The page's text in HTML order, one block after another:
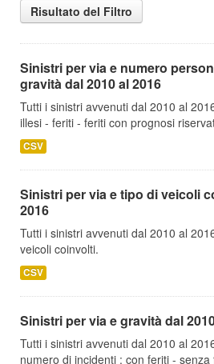
Risultato del Filtro
Sinistri per via e numero
gravità dal 2010 al 2016
Tutti i sinistri avvenuti dal 2010 al
illesi - feriti - feriti con prognosi
CSV
Sinistri per via e tipo di veicoli
2016
Tutti i sinistri avvenuti dal 2010 al
veicoli coinvolti.
CSV
Sinistri per via e gravità dal
Tutti i sinistri avvenuti dal 2010 al
numero di incidenti : con feriti -